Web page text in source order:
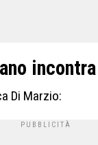
Di Marzio: